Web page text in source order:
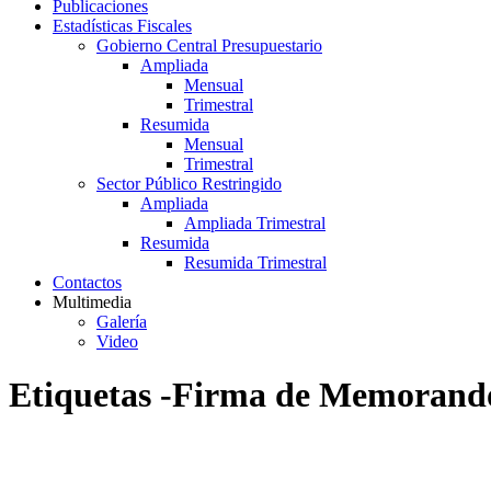
Publicaciones
Estadísticas Fiscales
Gobierno Central Presupuestario
Ampliada
Mensual
Trimestral
Resumida
Mensual
Trimestral
Sector Público Restringido
Ampliada
Ampliada Trimestral
Resumida
Resumida Trimestral
Contactos
Multimedia
Galería
Video
Etiquetas -Firma de